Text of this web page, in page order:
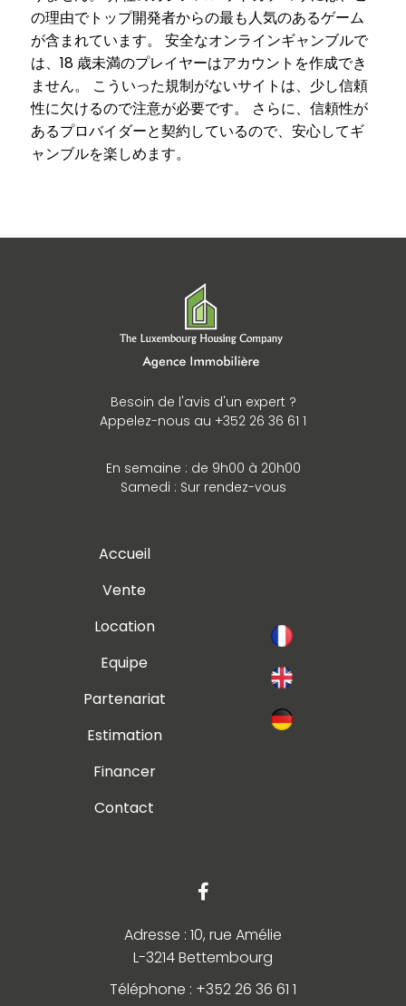
の理由でトップ開発者からの最も人気のあるゲーム
が含まれています。 安全なオンラインギャンブルで
は、18 歳未満のプレイヤーはアカウントを作成でき
ません。 こういった規制がないサイトは、少し信頼
性に欠けるので注意が必要です。 さらに、信頼性が
あるプロバイダーと契約しているので、安心してギ
ャンブルを楽しめます。
Besoin de l'avis d'un expert ?
Appelez-nous au +352 26 36 61 1
En semaine : de 9h00 à 20h00
Samedi : Sur rendez-vous
Accueil
Vente
Location
Equipe
Partenariat
Estimation
Financer
Contact
Adresse : 10, rue Amélie
L-3214 Bettembourg
Téléphone : +352 26 36 61 1